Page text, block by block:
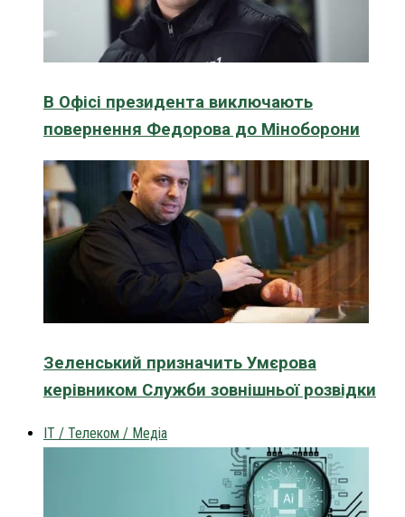
В Офісі президента виключають
повернення Федорова до Міноборони
Зеленський призначить Умєрова
керівником Служби зовнішньої розвідки
IT / Телеком / Медіа